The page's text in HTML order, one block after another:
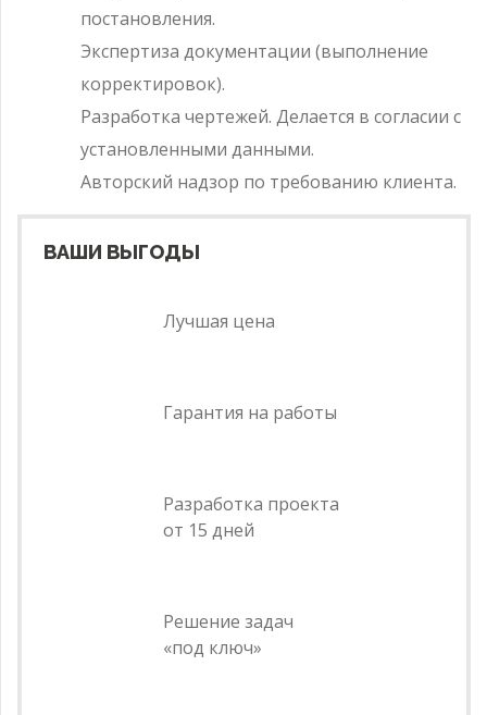
постановления.
Экспертиза документации (выполнение
корректировок).
Разработка чертежей. Делается в согласии с
установленными данными.
Авторский надзор по требованию клиента.
ВАШИ ВЫГОДЫ
Лучшая цена
Гарантия на работы
Разработка проекта
от 15 дней
Решение задач
«под ключ»